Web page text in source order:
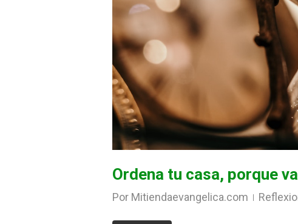
Ordena tu casa, porque
Por Mitiendaevangelica.com